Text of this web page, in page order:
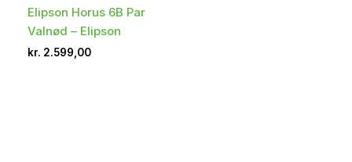
Elipson Horus 6B Par
Valnød – Elipson
kr. 2.599,00